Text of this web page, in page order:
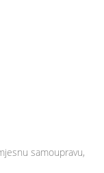
samoupravu,